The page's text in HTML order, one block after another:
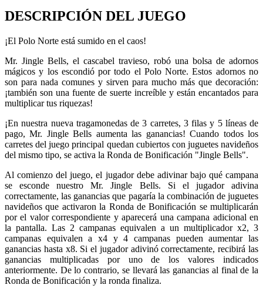
DESCRIPCIÓN DEL JUEGO
¡El Polo Norte está sumido en el caos!
Mr. Jingle Bells, el cascabel travieso, robó una bolsa de adornos
mágicos y los escondió por todo el Polo Norte. Estos adornos no
son para nada comunes y sirven para mucho más que decoración:
¡también son una fuente de suerte increíble y están encantados para
multiplicar tus riquezas!
¡En nuestra nueva tragamonedas de 3 carretes, 3 filas y 5 líneas de
pago, Mr. Jingle Bells aumenta las ganancias! Cuando todos los
carretes del juego principal quedan cubiertos con juguetes navideños
del mismo tipo, se activa la Ronda de Bonificación "Jingle Bells".
Al comienzo del juego, el jugador debe adivinar bajo qué campana
se esconde nuestro Mr. Jingle Bells. Si el jugador adivina
correctamente, las ganancias que pagaría la combinación de juguetes
navideños que activaron la Ronda de Bonificación se multiplicarán
por el valor correspondiente y aparecerá una campana adicional en
la pantalla. Las 2 campanas equivalen a un multiplicador x2, 3
campanas equivalen a x4 y 4 campanas pueden aumentar las
ganancias hasta x8. Si el jugador adivinó correctamente, recibirá las
ganancias multiplicadas por uno de los valores indicados
anteriormente. De lo contrario, se llevará las ganancias al final de la
Ronda de Bonificación y la ronda finaliza.